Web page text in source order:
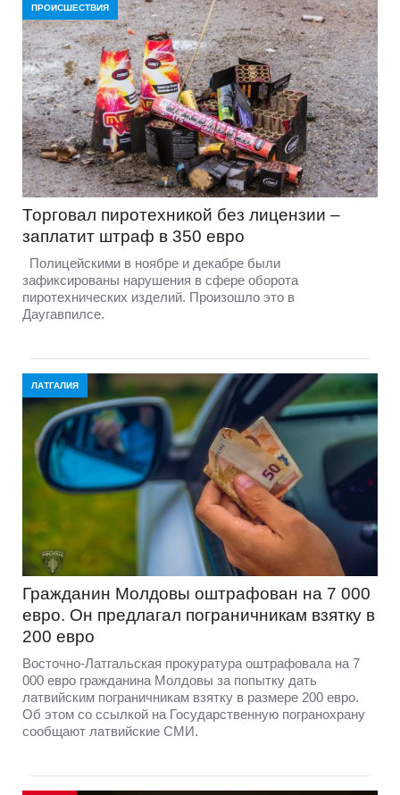
ПРОИСШЕСТВИЯ
Торговал пиротехникой без лицензии –
заплатит штраф в 350 евро
Полицейскими в ноябре и декабре были
зафиксированы нарушения в сфере оборота
пиротехнических изделий. Произошло это в
Даугавпилсе.
ЛАТГАЛИЯ
Гражданин Молдовы оштрафован на 7 000
евро. Он предлагал пограничникам взятку в
200 евро
Восточно-Латгальская прокуратура оштрафовала на 7
000 евро гражданина Молдовы за попытку дать
латвийским пограничникам взятку в размере 200 евро.
Об этом со ссылкой на Государственную погранохрану
сообщают латвийские СМИ.